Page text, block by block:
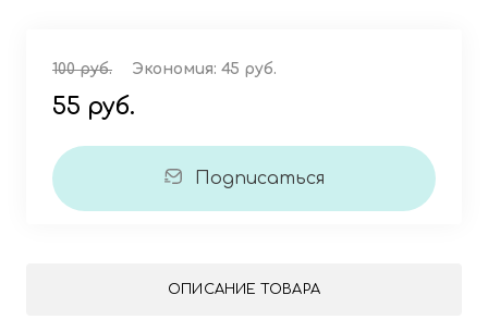
100 руб. Экономия: 45 руб.
55 руб.
Подписаться
ОПИСАНИЕ ТОВАРА